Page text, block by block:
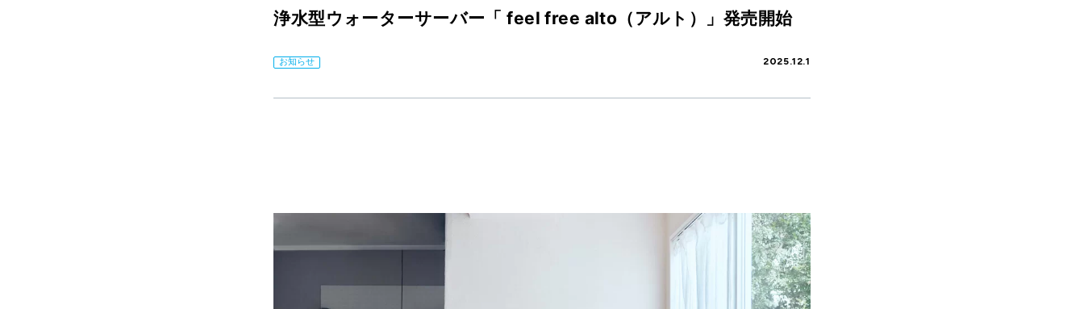
浄水型ウォーターサーバー「 feel free alto（アルト）」発売開始
お知らせ 2025.12.1